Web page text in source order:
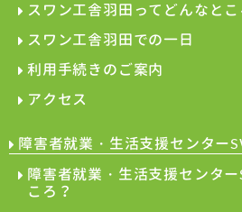
スワン工舎羽田ってどんなとこ
スワン工舎羽田での一日
利用手続きのご案内
アクセス
障害者就業・生活支援センター
障害者就業・生活支援センタ
ころ？